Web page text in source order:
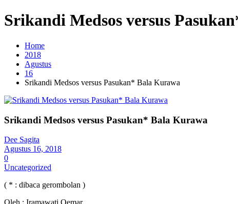
Srikandi Medsos versus
Home
2018
Agustus
16
Srikandi Medsos versus Pasukan* Bala Kurawa
Srikandi Medsos versus Pasukan* Bala Kurawa
Dee Sagita
Agustus 16, 2018
0
Uncategorized
( * : dibaca gerombolan )